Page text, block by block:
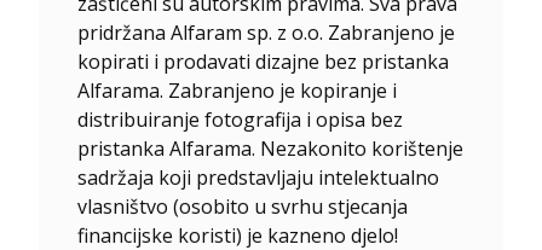
pridržana Alfaram sp. z o.o. Zabranjeno je
kopirati i prodavati dizajne bez pristanka
Alfarama. Zabranjeno je kopiranje i
distribuiranje fotografija i opisa bez
pristanka Alfarama. Nezakonito korištenje
sadržaja koji predstavljaju intelektualno
vlasništvo (osobito u svrhu stjecanja
financijske koristi) je kazneno djelo!